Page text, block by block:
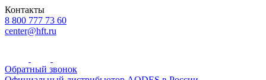
Контакты
8 800 777 73 60
center@hft.ru
Обратный звонок